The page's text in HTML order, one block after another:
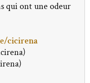
qui ont une odeur
cicirena